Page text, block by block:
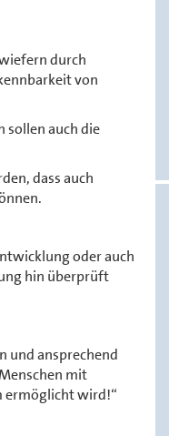
durch
von
auch die
dass auch
oder auch
hin überprüft
und ansprechend
mit
ermöglicht wird!“